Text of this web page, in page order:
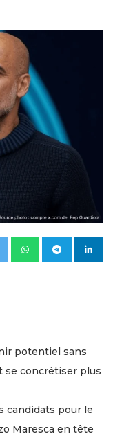
potentiel sans
se concrétiser plus
candidats pour le
Maresca en tête